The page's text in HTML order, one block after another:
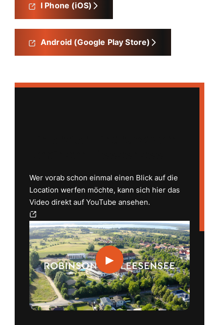
I Phone (iOS)
Android (Google Play Store)
Wer vorab schon einmal einen Blick auf die
Location werfen möchte, kann sich hier das
Video direkt auf YouTube ansehen.
▶